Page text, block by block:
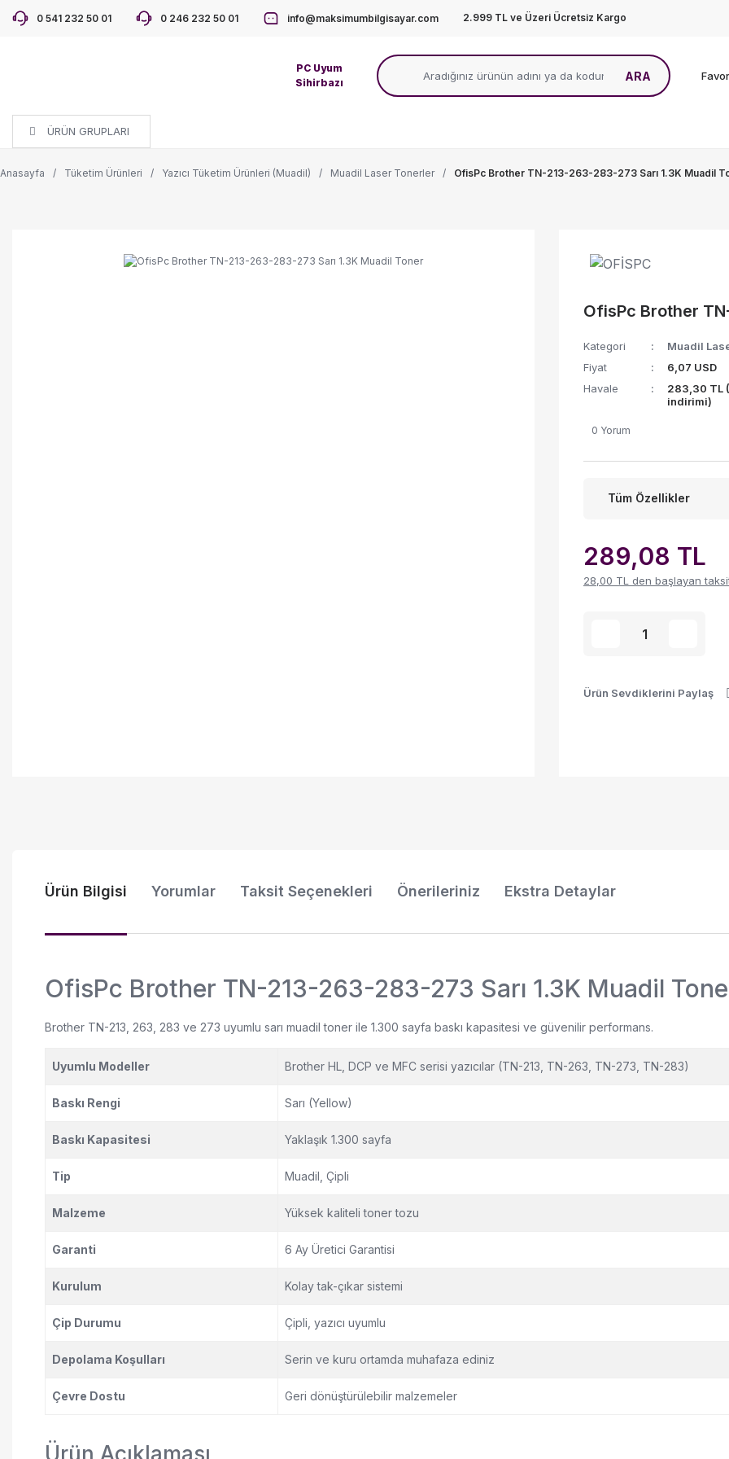
0 541 232 50 01 0 246 232 50 01 info@maksimumbilgisayar.com 2.999 TL ve Üzeri Ücretsiz Kargo
PC Uyum
Sihirbazı
ARA
ÜRÜN GRUPLARI
Anasayfa Tüketim Ürünleri Yazıcı Tüketim Ürünleri (Muadil) Muadil Laser Tonerler OfisPc Brother TN-213-263-283-273 Sarı 1.3K Muadil
OfisPc Brother
Kategori
Muadil
Fiyat
6,07 USD
Havale
283,30 TL
indirimi)
0 Yorum
Tüm Özellikler
289,08 TL
28,00 TL den başlayan
Ürün Sevdiklerini Paylaş
Ürün Bilgisi Yorumlar Taksit Seçenekleri Önerileriniz Ekstra Detaylar
OfisPc Brother TN-213-263-283-273 Sarı 1.3K Muadil
Brother TN-213, 263, 283 ve 273 uyumlu sarı muadil toner ile 1.300 sayfa baskı kapasitesi ve güvenilir performans.
Uyumlu Modeller Brother HL, DCP ve MFC serisi yazıcılar (TN-213, TN-263, TN-273, TN-283)
Baskı Rengi Sarı (Yellow)
Baskı Kapasitesi Yaklaşık 1.300 sayfa
Tip Muadil, Çipli
Malzeme Yüksek kaliteli toner tozu
Garanti 6 Ay Üretici Garantisi
Kurulum Kolay tak-çıkar sistemi
Çip Durumu Çipli, yazıcı uyumlu
Depolama Koşulları Serin ve kuru ortamda muhafaza ediniz
Çevre Dostu Geri dönüştürülebilir malzemeler
Ürün Açıklaması